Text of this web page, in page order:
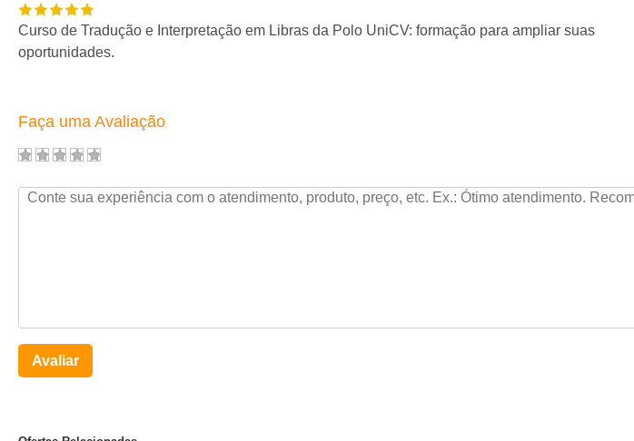
Curso de Tradução e Interpretação em Libras da Polo UniCV: formação para ampliar suas
oportunidades.
Faça uma Avaliação
Avaliar